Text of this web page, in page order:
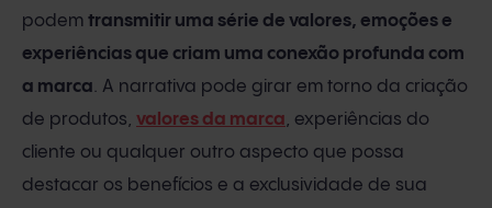
podem transmitir uma série de valores, emoções e
experiências que criam uma conexão profunda com
a marca. A narrativa pode girar em torno da criação
de produtos, valores da marca, experiências do
cliente ou qualquer outro aspecto que possa
destacar os benefícios e a exclusividade de sua